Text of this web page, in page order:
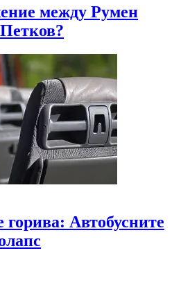
между Румен
горива: Автобусните